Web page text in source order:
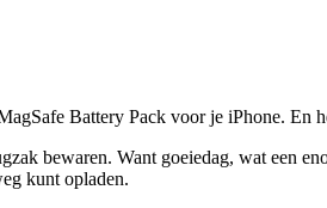
Battery Pack voor je iPhone. En
bewaren. Want goeiedag, wat een
kunt opladen.